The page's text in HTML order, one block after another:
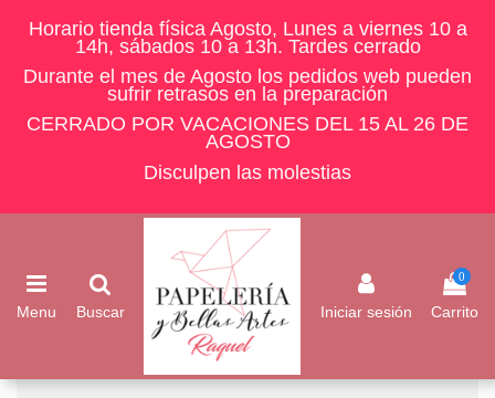
Horario tienda física Agosto, Lunes a viernes 10 a
14h, sábados 10 a 13h. Tardes cerrado
Durante el mes de Agosto los pedidos web pueden
sufrir retrasos en la preparación
CERRADO POR VACACIONES DEL 15 AL 26 DE
AGOSTO
Disculpen las molestias
Menu Buscar Iniciar sesión
0
Carrito